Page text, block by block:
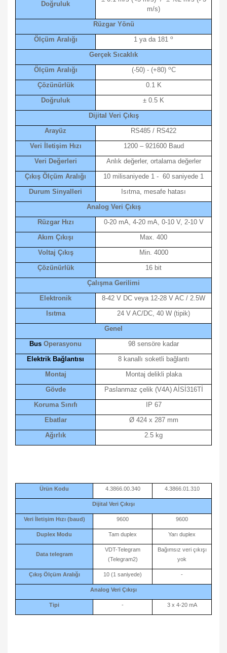
Doğruluk
m/s)
Rüzgar Yönü
Ölçüm Aralığı
1 ya da 181 o
Gerçek Sıcaklık
Ölçüm Aralığı
(-50) - (+80) oC
Çözünürlük
0.1 K
Doğruluk
± 0.5 K
Dijital Veri Çıkış
Arayüz
RS485 / RS422
Veri İletişim Hızı
1200 – 921600 Baud
Veri Değerleri
Anlık değerler, ortalama değerler
Çıkış Ölçüm Aralığı
10 milisaniyede 1 - 60 saniyede 1
Durum Sinyalleri
Isıtma, mesafe hatası
Analog Veri Çıkış
Rüzgar Hızı
0-20 mA, 4-20 mA, 0-10 V, 2-10 V
Akım Çıkışı
Max. 400
Voltaj Çıkış
Min. 4000
Çözünürlük
16 bit
Çalışma Gerilimi
Elektronik
8-42 V DC veya 12-28 V AC / 2.5W
Isıtma
24 V AC/DC, 40 W (tipik)
Genel
Bus Operasyonu
98 sensöre kadar
Elektrik Bağlantısı
8 kanallı soketli bağlantı
Montaj
Montaj delikli plaka
Gövde
Paslanmaz çelik (V4A) AİSİ316Tİ
Koruma Sınıfı
IP 67
Ebatlar
Ø 424 x 287 mm
Ağırlık
2.5 kg
Ürün Kodu 4.3866.00.340 4.3866.01.310
Dijital Veri Çıkışı
Veri İletişim Hızı (baud) 9600 9600
Duplex Modu Tam duplex Yarı duplex
Data telegram
VDT-Telegram
(Telegram2)
Bağımsız veri çıkışı
yok
Çıkış Ölçüm Aralığı 10 (1 saniyede) -
Analog Veri Çıkışı
Tipi - 3 x 4-20 mA